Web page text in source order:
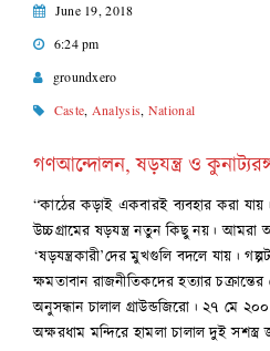
June 19, 2018
6:24 pm
groundxero
Caste, Analysis, National
গণআন্দোলন, ষড়যন্ত্র ও
“কাঠের কড়াই একবারই ব্যবহার করা
উচ্চগ্রামের ষড়যন্ত্র নতুন কিছু নয়।
‘ষড়যন্ত্রকারী’দের মুখগুলি বদলে যায়।
ক্ষমতাবান রাজনীতিকদের হত্যার
অনুসন্ধান চালাল গ্রাউন্ডজিরো। ২৭ মে
অক্ষরধাম মন্দিরে হামলা চালাল দুই